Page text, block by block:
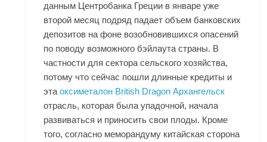
данным Центробанка Греции в январе уже
второй месяц подряд падает объем банковских
депозитов на фоне возобновившихся опасений
по поводу возможного бэйлаута страны. В
частности для сектора сельского хозяйства,
потому что сейчас пошли длинные кредиты и
этаоксиметалон British Dragon Архангельск
отрасль, которая была упадочной, начала
развиваться и приносить свои плоды. Кроме
того, согласно меморандуму китайская сторона